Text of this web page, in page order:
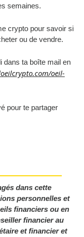
semaines.
crypto pour savoir si
ou de vendre.
dans ta boîte mail en
oeil-
pour te partager
dans cette
personnelles et
financiers ou en
financier au
et financier et